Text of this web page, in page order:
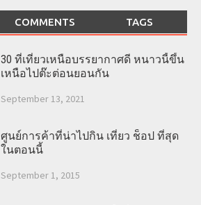
COMMENTS TAGS
30 ที่เที่ยวเหนือบรรยากาศดี หนาวนี้ขึ้น
เหนือไปต๊ะต่อนยอนกัน
September 13, 2021
ศูนย์การค้าที่น่าไปกิน เที่ยว ช็อป ที่สุด
ในตอนนี้
September 1, 2015